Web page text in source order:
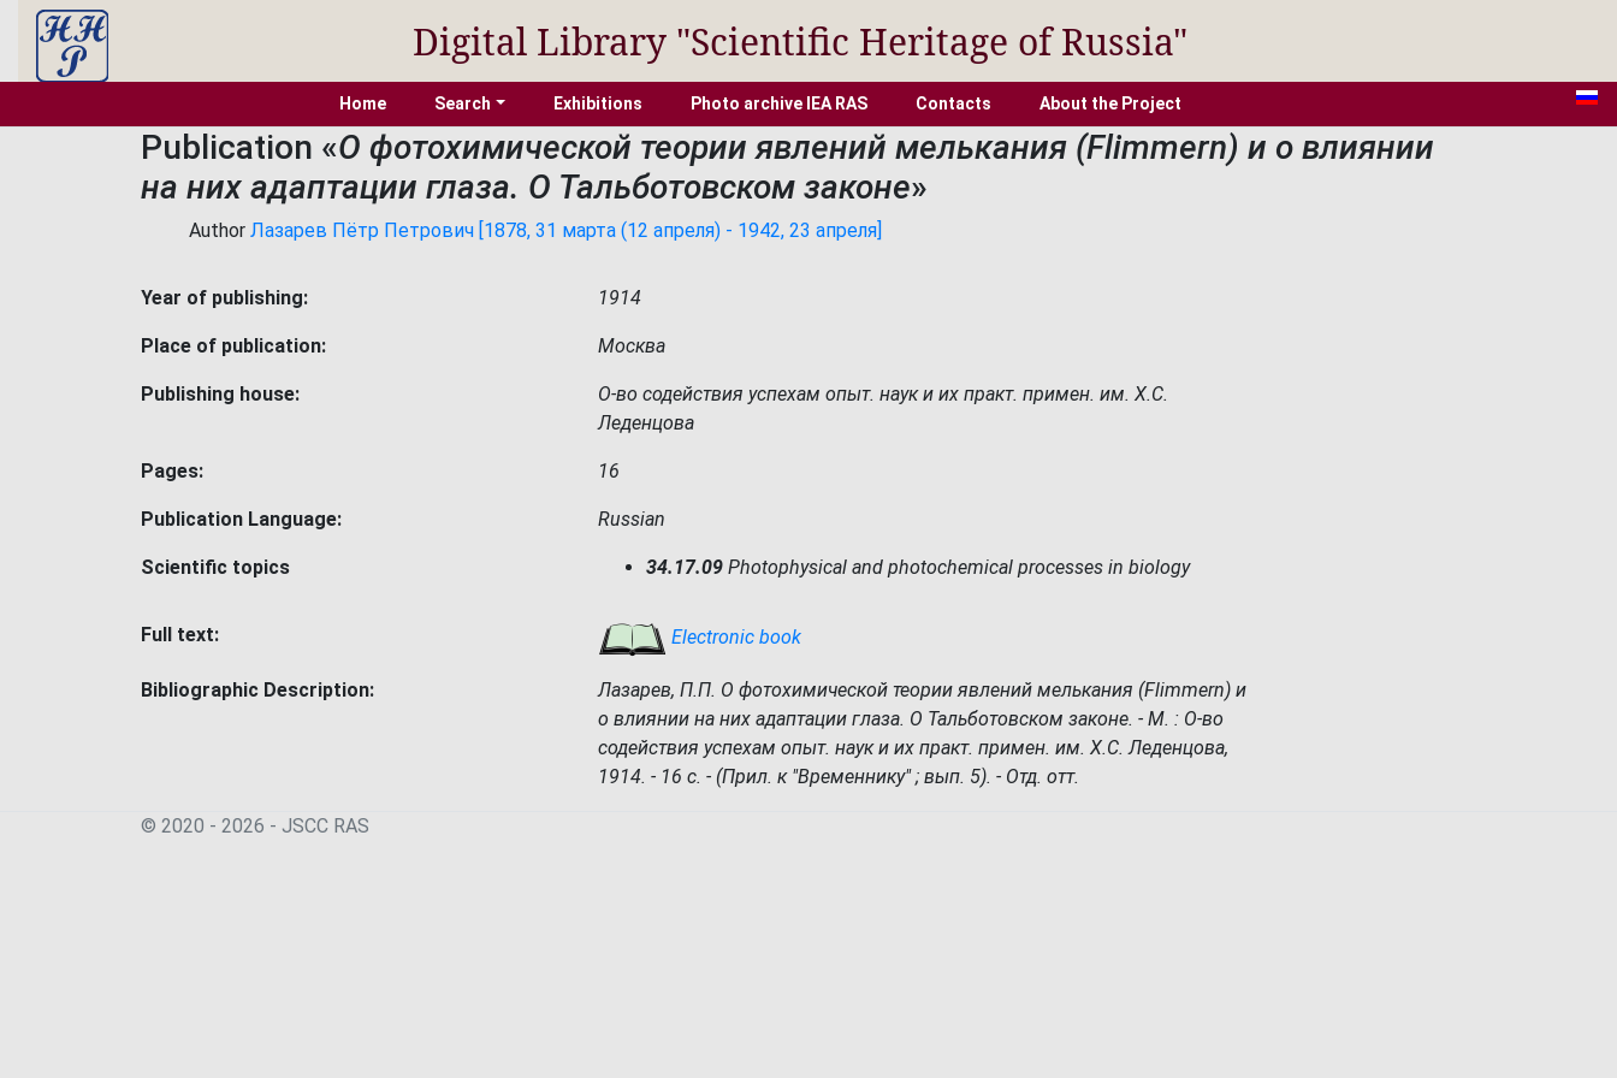
Digital Library "Scientific Heritage of Russia"
Home Search Exhibitions Photo archive IEA RAS Contacts About the Project
Publication «О фотохимической теории явлений мелькания (Flimmern) и о влиянии
на них адаптации глаза. О Тальботовском законе»
Author Лазарев Пётр Петрович [1878, 31 марта (12 апреля) - 1942, 23 апреля]
Year of publishing: 1914
Place of publication: Москва
Publishing house:
О-во содействия успехам опыт. наук и их практ. примен. им. Х.С.
Леденцова
Pages: 16
Publication Language: Russian
Scientific topics 34.17.09 Photophysical and photochemical processes in biology
Full text: Electronic book
Bibliographic Description:
Лазарев, П.П. О фотохимической теории явлений мелькания (Flimmern) и
о влиянии на них адаптации глаза. О Тальботовском законе. - М. : О-во
содействия успехам опыт. наук и их практ. примен. им. Х.С. Леденцова,
1914. - 16 с. - (Прил. к "Временнику" ; вып. 5). - Отд. отт.
© 2020 - 2026 - JSСC RAS